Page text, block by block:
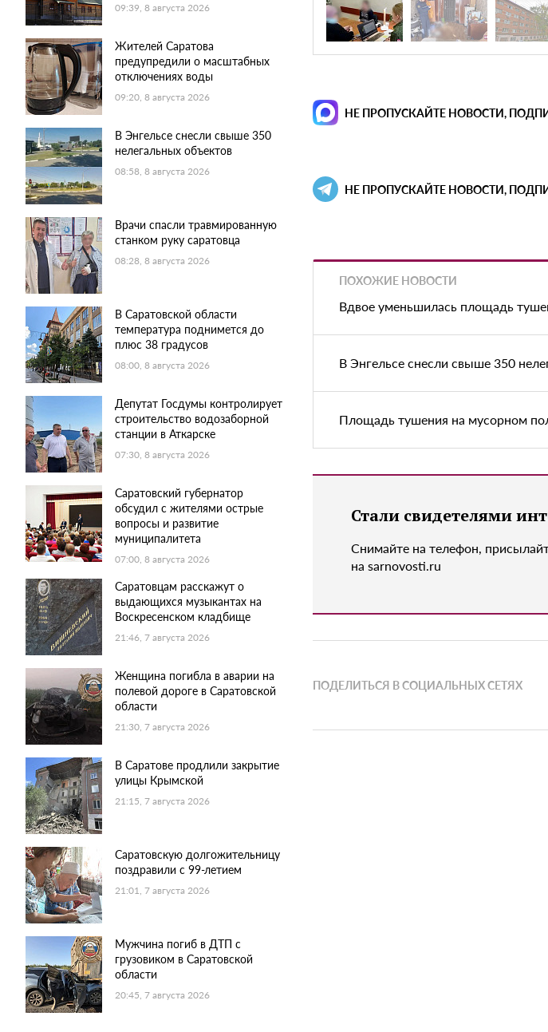
09:39, 8 августа 2026
Жителей Саратова
предупредили о масштабных
отключениях воды
09:20, 8 августа 2026
В Энгельсе снесли свыше 350
нелегальных объектов
08:58, 8 августа 2026
Врачи спасли травмированную
станком руку саратовца
08:28, 8 августа 2026
В Саратовской области
температура поднимется до
плюс 38 градусов
08:00, 8 августа 2026
Депутат Госдумы контролирует
строительство водозаборной
станции в Аткарске
07:30, 8 августа 2026
Саратовский губернатор
обсудил с жителями острые
вопросы и развитие
муниципалитета
07:00, 8 августа 2026
Саратовцам расскажут о
выдающихся музыкантах на
Воскресенском кладбище
21:46, 7 августа 2026
Женщина погибла в аварии на
полевой дороге в Саратовской
области
21:30, 7 августа 2026
В Саратове продлили закрытие
улицы Крымской
21:15, 7 августа 2026
Саратовскую долгожительницу
поздравили с 99-летием
21:01, 7 августа 2026
Мужчина погиб в ДТП с
грузовиком в Саратовской
области
20:45, 7 августа 2026
НЕ ПРОПУСКАЙТЕ НОВОСТИ,
НЕ ПРОПУСКАЙТЕ НОВОСТИ,
ПОХОЖИЕ НОВОСТИ
Вдвое уменьшилась площадь
В Энгельсе снесли свыше 350
Площадь тушения на мусорном
Стали свидетелями
Снимайте на телефон,
на sarnovosti.ru
ПОДЕЛИТЬСЯ В СОЦИАЛЬНЫХ СЕТЯХ